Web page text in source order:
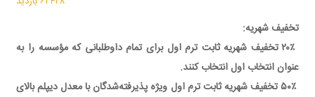
تخفیف شهریه:
۲۰٪ تخفیف شهریه ثابت ترم اول برای تمام داوطلبانی که مؤسسه را به
عنوان انتخاب اول انتخاب کنند.
۵۰٪ تخفیف شهریه ثابت ترم اول ویژه پذیرفته‌شدگان با معدل دیپلم بالای